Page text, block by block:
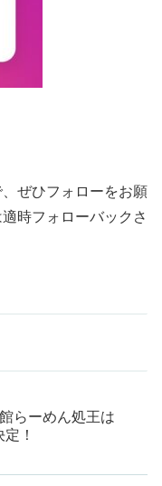
ぜひフォローをお願
時フォローバックさ
らーめん処王は
！